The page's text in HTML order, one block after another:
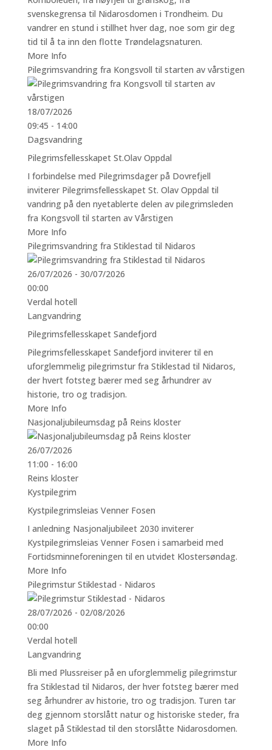
svenskegrensa til Nidarosdomen i Trondheim. Du
vandrer en stund i stillhet hver dag, noe som gir deg
tid til å ta inn den flotte Trøndelagsnaturen.
More Info
Pilegrimsvandring fra Kongsvoll til starten av vårstigen
18/07/2026
09:45 - 14:00
Dagsvandring
Pilegrimsfellesskapet St.Olav Oppdal
I forbindelse med Pilegrimsdager på Dovrefjell
inviterer Pilegrimsfellesskapet St. Olav Oppdal til
vandring på den nyetablerte delen av pilegrimsleden
fra Kongsvoll til starten av Vårstigen
More Info
Pilegrimsvandring fra Stiklestad til Nidaros
26/07/2026 - 30/07/2026
00:00
Verdal hotell
Langvandring
Pilegrimsfellesskapet Sandefjord
Pilegrimsfellesskapet Sandefjord inviterer til en
uforglemmelig pilegrimstur fra Stiklestad til Nidaros,
der hvert fotsteg bærer med seg århundrer av
historie, tro og tradisjon.
More Info
Nasjonaljubileumsdag på Reins kloster
26/07/2026
11:00 - 16:00
Reins kloster
Kystpilegrim
Kystpilegrimsleias Venner Fosen
I anledning Nasjonaljubileet 2030 inviterer
Kystpilegrimsleias Venner Fosen i samarbeid med
Fortidsminneforeningen til en utvidet Klostersøndag.
More Info
Pilegrimstur Stiklestad - Nidaros
28/07/2026 - 02/08/2026
00:00
Verdal hotell
Langvandring
Bli med Plussreiser på en uforglemmelig pilegrimstur
fra Stiklestad til Nidaros, der hver fotsteg bærer med
seg århundrer av historie, tro og tradisjon. Turen tar
deg gjennom storslått natur og historiske steder, fra
slaget på Stiklestad til den storslåtte Nidarosdomen.
More Info